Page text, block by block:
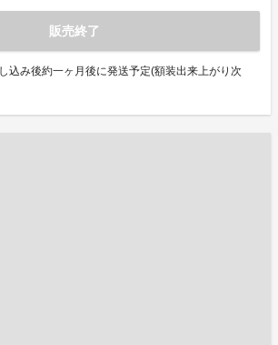
販売終了
込み後約一ヶ月後に発送予定(額装出来上がり次